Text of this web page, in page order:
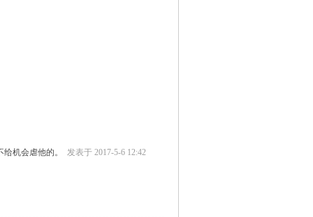
给机会虐他的。 发表于 2017-5-6 12:42